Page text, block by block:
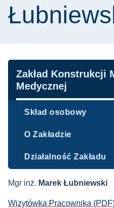
Nawigacja
Zakład Konstrukcji
Medycznej
Skład osobowy
O Zakładzie
Działalność Zakładu
Mgr inż. Marek Łubniewski
Wizytówka Pracownika